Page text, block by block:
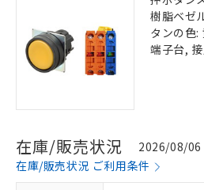
樹脂ベゼ
タンの色:
端子台,
在庫/販売状況
2026/08/06
在庫/販売状況 ご利用条件